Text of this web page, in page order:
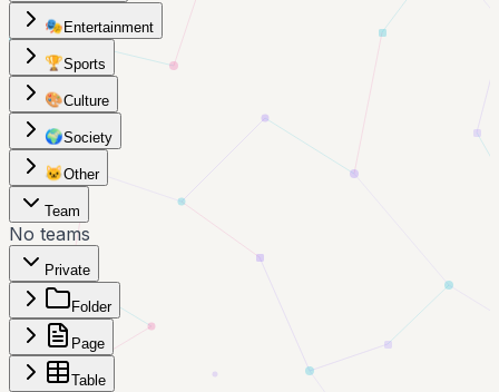
🎭 Entertainment
🏆Sports
🎨Culture
🌍Society
🐱Other
Team
No teams
Private
Folder
Page
Table